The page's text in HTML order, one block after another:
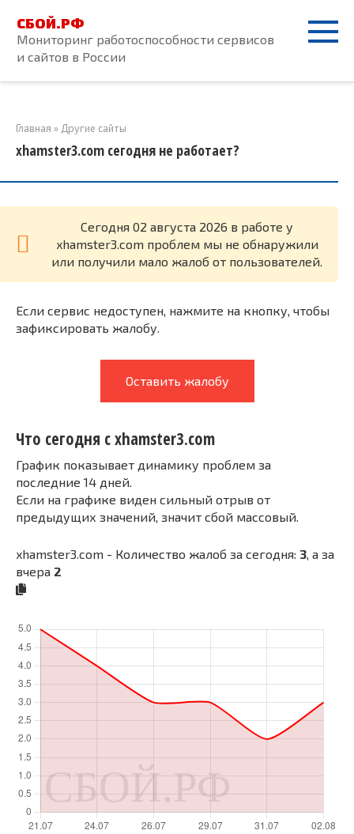
контенту
СБОЙ.РФ
Мониторинг работоспособности сервисов
и сайтов в России
Главная » Другие сайты
xhamster3.com сегодня не работает?
Cегодня 02 августа 2026 в работе у
xhamster3.com проблем мы не обнаружили
или получили мало жалоб от пользователей.
Если сервис недоступен, нажмите на кнопку, чтобы
зафиксировать жалобу.
Оставить жалобу
Что сегодня с xhamster3.com
График показывает динамику проблем за
последние 14 дней.
Если на графике виден сильный отрыв от
предыдущих значений, значит сбой массовый.
xhamster3.com - Количество жалоб за сегодня: 3 , а за
вчера 2